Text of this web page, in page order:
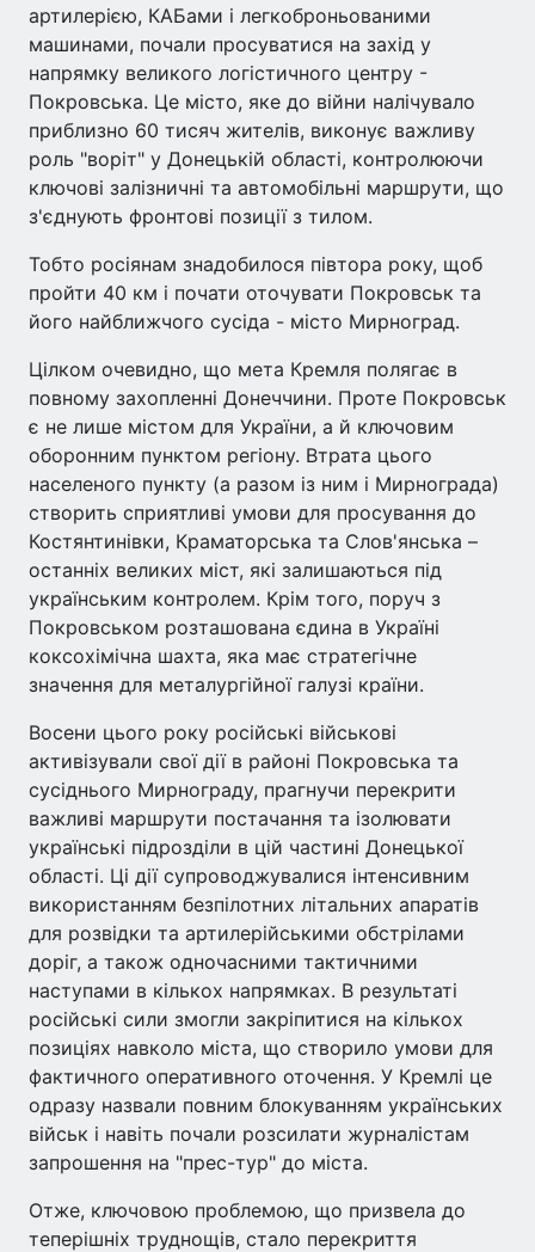
артилерією, КАБами і легкоброньованими
машинами, почали просуватися на захід у
напрямку великого логістичного центру -
Покровська. Це місто, яке до війни налічувало
приблизно 60 тисяч жителів, виконує важливу
роль "воріт" у Донецькій області, контролюючи
ключові залізничні та автомобільні маршрути, що
з'єднують фронтові позиції з тилом.
Тобто росіянам знадобилося півтора року, щоб
пройти 40 км і почати оточувати Покровськ та
його найближчого сусіда - місто Мирноград.
Цілком очевидно, що мета Кремля полягає в
повному захопленні Донеччини. Проте Покровськ
є не лише містом для України, а й ключовим
оборонним пунктом регіону. Втрата цього
населеного пункту (а разом із ним і Мирнограда)
створить сприятливі умови для просування до
Костянтинівки, Краматорська та Слов'янська –
останніх великих міст, які залишаються під
українським контролем. Крім того, поруч з
Покровськом розташована єдина в Україні
коксохімічна шахта, яка має стратегічне
значення для металургійної галузі країни.
Восени цього року російські військові
активізували свої дії в районі Покровська та
сусіднього Мирнограду, прагнучи перекрити
важливі маршрути постачання та ізолювати
українські підрозділи в цій частині Донецької
області. Ці дії супроводжувалися інтенсивним
використанням безпілотних літальних апаратів
для розвідки та артилерійськими обстрілами
доріг, а також одночасними тактичними
наступами в кількох напрямках. В результаті
російські сили змогли закріпитися на кількох
позиціях навколо міста, що створило умови для
фактичного оперативного оточення. У Кремлі це
одразу назвали повним блокуванням українських
військ і навіть почали розсилати журналістам
запрошення на "прес-тур" до міста.
Отже, ключовою проблемою, що призвела до
теперішніх труднощів, стало перекриття